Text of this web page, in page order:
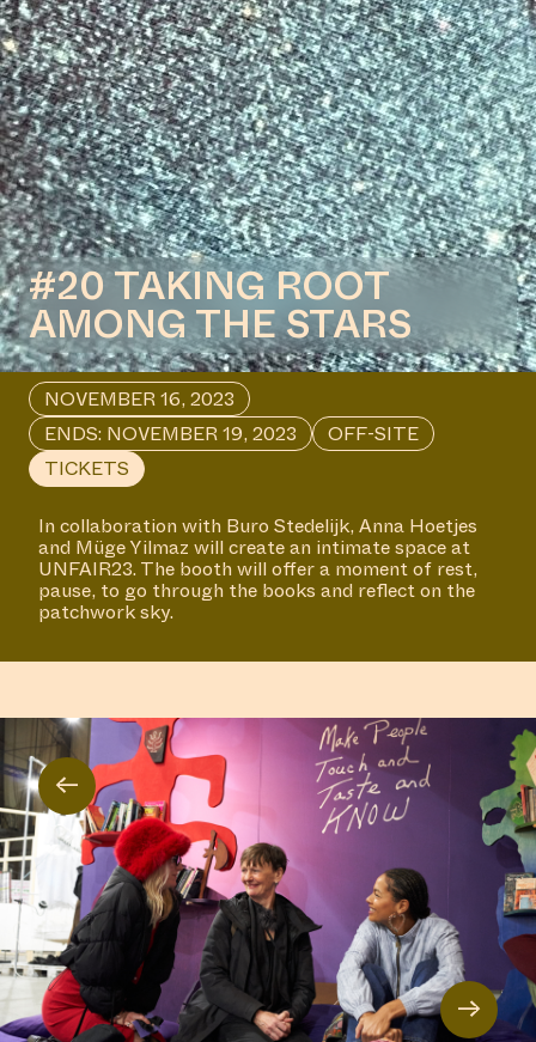
#20 TAKING ROOT
AMONG THE STARS
NOVEMBER 16, 2023
ENDS: NOVEMBER 19, 2023
OFF-SITE
TICKETS
In collaboration with Buro Stedelijk, Anna Hoetjes
and Müge Yilmaz will create an intimate space at
UNFAIR23. The booth will offer a moment of rest,
pause, to go through the books and reflect on the
patchwork sky.
←
→